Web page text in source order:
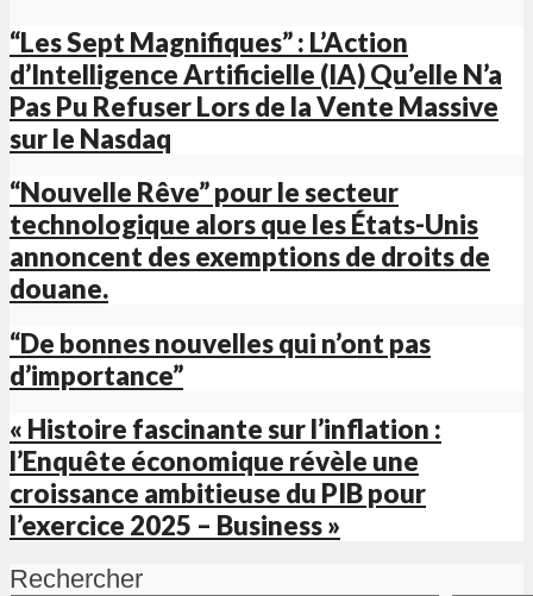
“Les Sept Magnifiques” : L’Action
d’Intelligence Artificielle (IA) Qu’elle N’a
Pas Pu Refuser Lors de la Vente Massive
sur le Nasdaq
“Nouvelle Rêve” pour le secteur
technologique alors que les États-Unis
annoncent des exemptions de droits de
douane.
“De bonnes nouvelles qui n’ont pas
d’importance”
« Histoire fascinante sur l’inflation :
l’Enquête économique révèle une
croissance ambitieuse du PIB pour
l’exercice 2025 – Business »
Rechercher